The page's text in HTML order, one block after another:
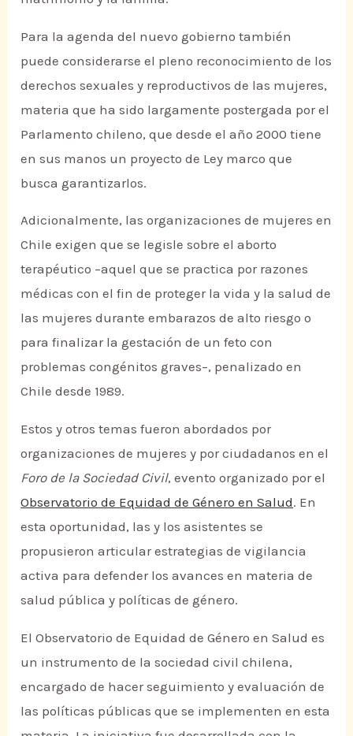
Para la agenda del nuevo gobierno también
puede considerarse el pleno reconocimiento de los
derechos sexuales y reproductivos de las mujeres,
materia que ha sido largamente postergada por el
Parlamento chileno, que desde el año 2000 tiene
en sus manos un proyecto de Ley marco que
busca garantizarlos.
Adicionalmente, las organizaciones de mujeres en
Chile exigen que se legisle sobre el aborto
terapéutico –aquel que se practica por razones
médicas con el fin de proteger la vida y la salud de
las mujeres durante embarazos de alto riesgo o
para finalizar la gestación de un feto con
problemas congénitos graves–, penalizado en
Chile desde 1989.
Estos y otros temas fueron abordados por
organizaciones de mujeres y por ciudadanos en el
Foro de la Sociedad Civil, evento organizado por el
Observatorio de Equidad de Género en Salud. En
esta oportunidad, las y los asistentes se
propusieron articular estrategias de vigilancia
activa para defender los avances en materia de
salud pública y políticas de género.
El Observatorio de Equidad de Género en Salud es
un instrumento de la sociedad civil chilena,
encargado de hacer seguimiento y evaluación de
las políticas públicas que se implementen en esta